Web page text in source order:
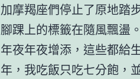
加摩羯座們停止了原地踏
腳踝上的標籤在隨風飄盪
年夜年夜增添，這些都給
年，我吃飯只吃七分飽，